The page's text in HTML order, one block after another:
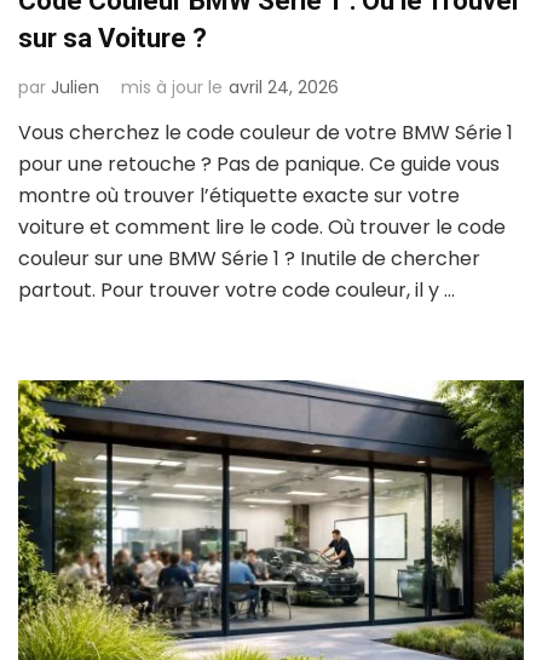
sur sa Voiture ?
par Julien mis à jour le avril 24, 2026
Vous cherchez le code couleur de votre BMW Série 1
pour une retouche ? Pas de panique. Ce guide vous
montre où trouver l’étiquette exacte sur votre
voiture et comment lire le code. Où trouver le code
couleur sur une BMW Série 1 ? Inutile de chercher
partout. Pour trouver votre code couleur, il y …